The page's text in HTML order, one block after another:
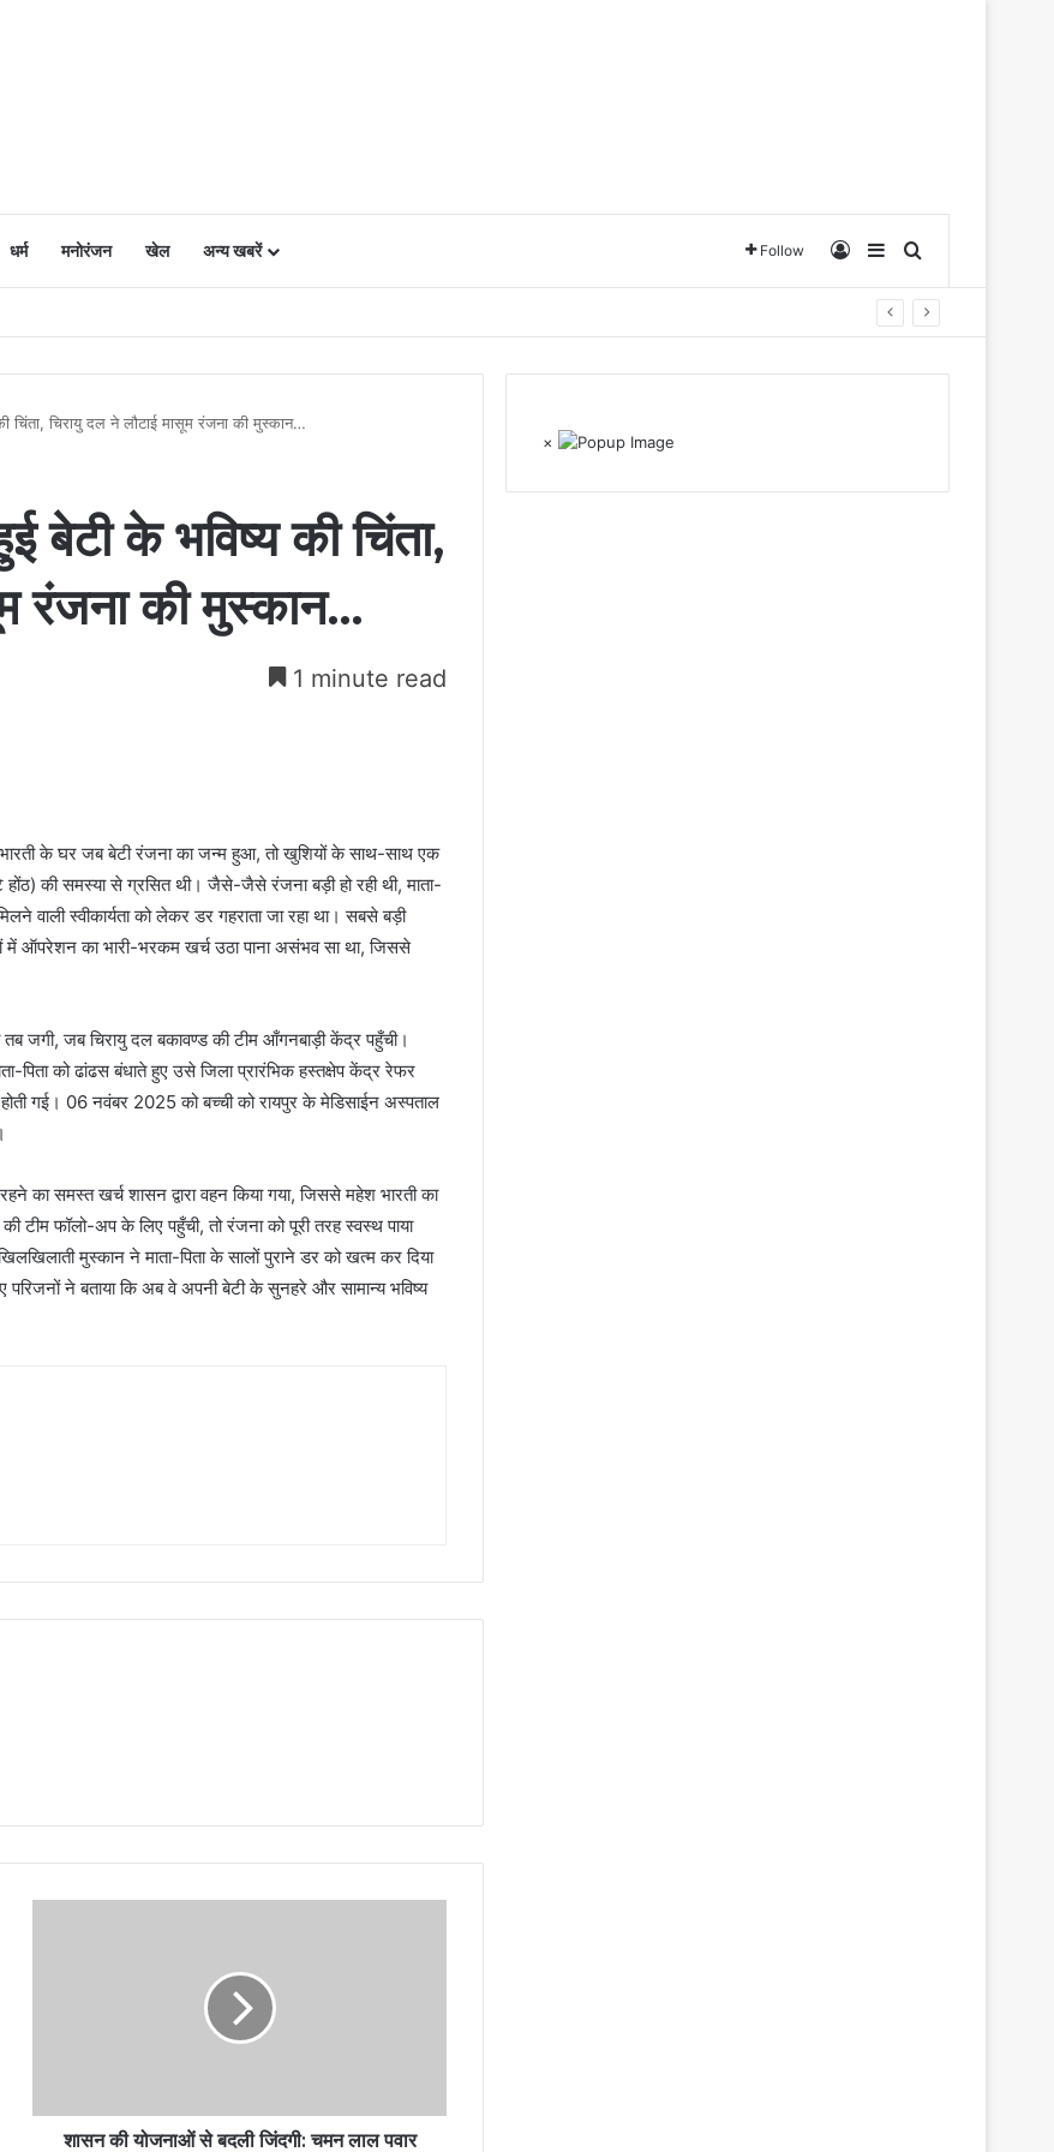
धर्म मनोरंजन खेल अन्य खबरें Follow Log InSidebarSearch for
नैनो डीएपी और नैनो यूरिया बने किसानों के भरोसेमंद कृषि साथी…..
चिंता, चिरायु दल ने लौटाई मासूम रंजना की मुस्कान…
बेटी के भविष्य की चिंता,
रंजना की मुस्कान…
1 minute read
के घर जब बेटी रंजना का जन्म हुआ, तो खुशियों के साथ-साथ एक
की समस्या से ग्रसित थी। जैसे-जैसे रंजना बड़ी हो रही थी, माता-
वाली स्वीकार्यता को लेकर डर गहराता जा रहा था। सबसे बड़ी
में ऑपरेशन का भारी-भरकम खर्च उठा पाना असंभव सा था, जिससे
जगी, जब चिरायु दल बकावण्ड की टीम आँगनबाड़ी केंद्र पहुँची।
पिता को ढांढस बंधाते हुए उसे जिला प्रारंभिक हस्तक्षेप केंद्र रेफर
गई। 06 नवंबर 2025 को बच्ची को रायपुर के मेडिसाईन अस्पताल
का समस्त खर्च शासन द्वारा वहन किया गया, जिससे महेश भारती का
टीम फॉलो-अप के लिए पहुँची, तो रंजना को पूरी तरह स्वस्थ पाया
मुस्कान ने माता-पिता के सालों पुराने डर को खत्म कर दिया
ने बताया कि अब वे अपनी बेटी के सुनहरे और सामान्य भविष्य
शासन की योजनाओं से बदली जिंदगी: चमन लाल पवार
×